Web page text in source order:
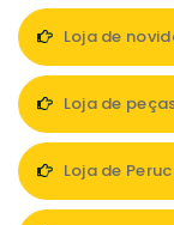
Loja de
Loja de
Loja de